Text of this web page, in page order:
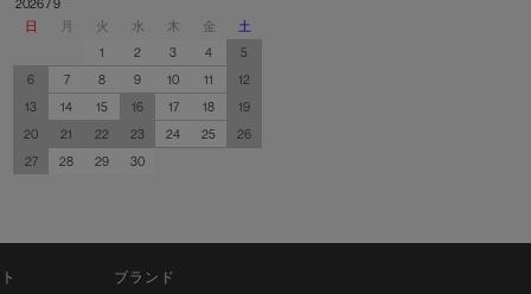
2026 / 9
日
月 火 水 木 金
土
1
2 3 4
5
6
7 8 9 10 11
12
13
14 15 16 17 18
19
20
21 22 23 24 25
26
27
28 29 30
ブランド